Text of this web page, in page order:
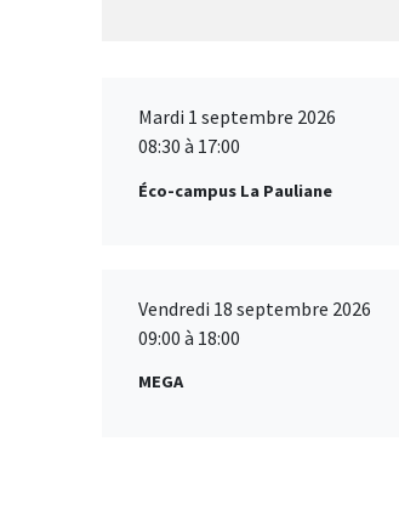
Mardi 1 septembre 2026
08:30 à 17:00
Éco-campus La Pauliane
Vendredi 18 septembre 2026
09:00 à 18:00
MEGA